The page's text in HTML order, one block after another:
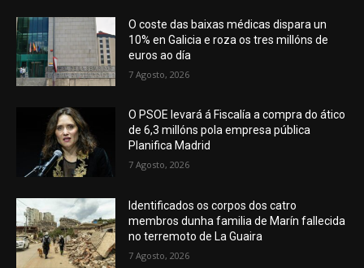
O coste das baixas médicas dispara un
10% en Galicia e roza os tres millóns de
euros ao día
7 Agosto, 2026
O PSOE levará á Fiscalía a compra do ático
de 6,3 millóns pola empresa pública
Planifica Madrid
7 Agosto, 2026
Identificados os corpos dos catro
membros dunha familia de Marín fallecida
no terremoto de La Guaira
7 Agosto, 2026